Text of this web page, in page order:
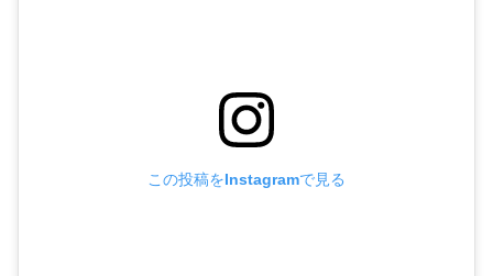
この投稿をInstagramで見る